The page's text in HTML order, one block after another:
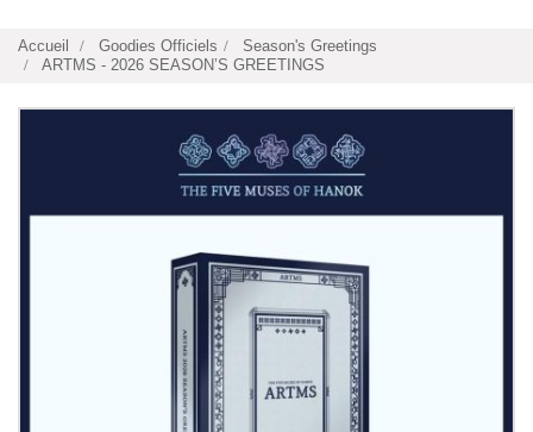
Accueil Goodies Officiels
Season's Greetings
ARTMS - 2026 SEASON’S GREETINGS